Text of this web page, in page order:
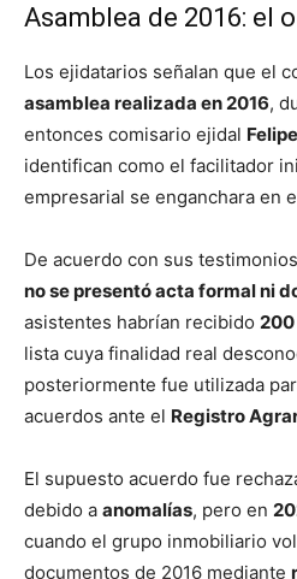
Asamblea de 2016: el
Los ejidatarios señalan que el
asamblea realizada en 2016,
entonces comisario ejidal
identifican como el facilitador
empresarial se enganchara en
De acuerdo con sus
no se presentó acta formal ni
asistentes habrían recibido 200
lista cuya finalidad real
posteriormente fue utilizada
acuerdos ante el Registro
El supuesto acuerdo fue
debido a anomalías, pero en
cuando el grupo inmobiliario
documentos de 2016 mediante